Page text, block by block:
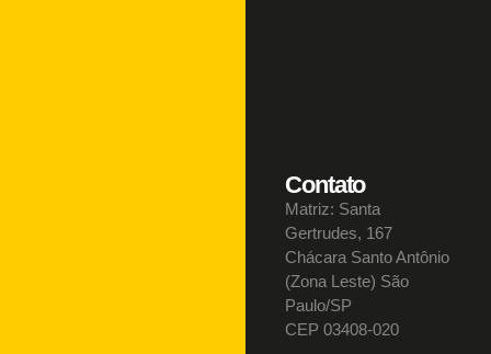
Contato
Matriz: Santa
Gertrudes, 167
Chácara Santo Antônio
(Zona Leste) São
Paulo/SP
CEP 03408-020